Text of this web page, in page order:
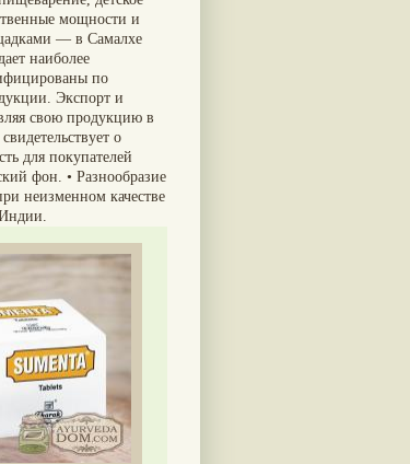
мощности и
— в Самалхе
наиболее
по
Экспорт и
свою продукцию в
о
для покупателей
фон. • Разнообразие
неизменном качестве